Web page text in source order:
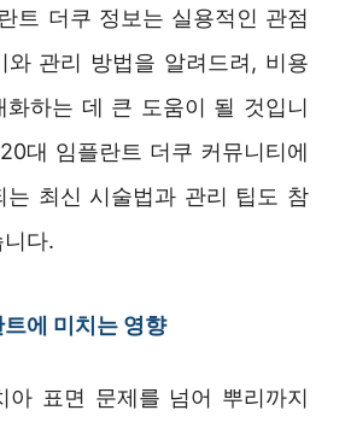
트 더쿠 정보는 실용적인 관점
와 관리 방법을 알려드려, 비용
화하는 데 큰 도움이 될 것입니
대 임플란트 더쿠 커뮤니티에
는 최신 시술법과 관리 팁도 참
다.
에 미치는 영향
아 표면 문제를 넘어 뿌리까지